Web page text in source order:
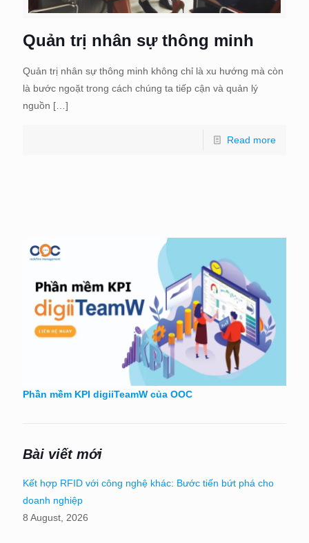
Quản trị nhân sự thông minh
Quản trị nhân sự thông minh không chỉ là xu hướng mà còn
là bước ngoặt trong cách chúng ta tiếp cận và quản lý
nguồn […]
Read more
Phần mềm KPI digiiTeamW của OOC
Bài viết mới
Kết hợp RFID với công nghệ khác: Bước tiến bứt phá cho
doanh nghiệp
8 August, 2026